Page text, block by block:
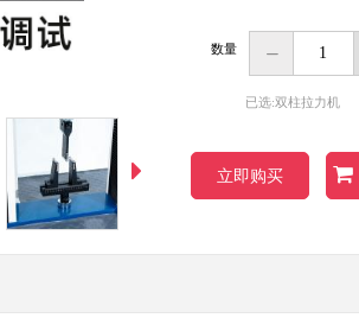
数量
已选:双柱拉力机
立即购买